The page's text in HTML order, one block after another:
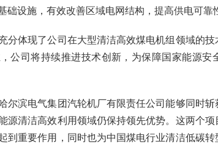
础设施，有效改善区域电网结构，提高供电可靠
分体现了公司在大型清洁高效煤电机组领域的
公司将持续推进技术创新，为保障国家能源安
尔滨电气集团汽轮机厂有限责任公司能够同时
源清洁高效利用领域仍保持领先优势。这两个
到重要作用，同时也为中国煤电行业清洁低碳